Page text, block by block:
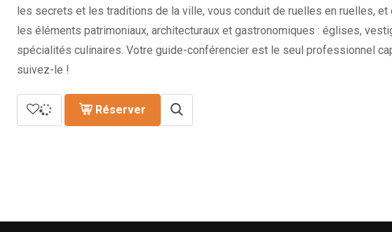
les secrets et les traditions de la ville, vous conduit de ruelles en ruelles,
les éléments patrimoniaux, architecturaux et gastronomiques : églises,
spécialités culinaires. Votre guide-conférencier est le seul professionnel
suivez-le !
Réserver